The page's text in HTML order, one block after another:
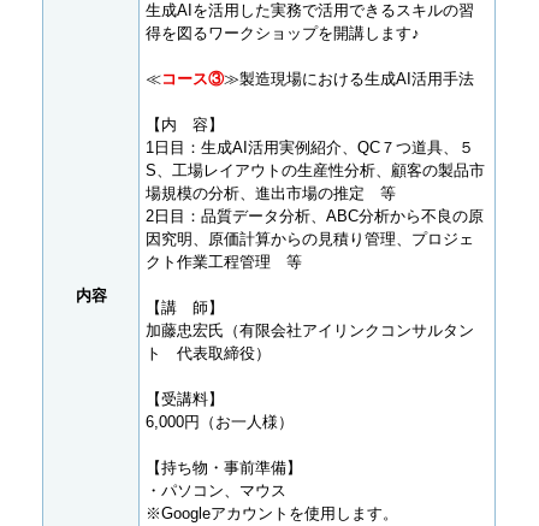
内容
生成AIを活用した実務で活用できるスキルの習
得を図るワークショップを開講します♪
≪コース③≫製造現場における生成AI活用手法
【内 容】
1日目：生成AI活用実例紹介、QC７つ道具、５
S、工場レイアウトの生産性分析、顧客の製品市
場規模の分析、進出市場の推定 等
2日目：品質データ分析、ABC分析から不良の原
因究明、原価計算からの見積り管理、プロジェ
クト作業工程管理 等
【講 師】
加藤忠宏氏（有限会社アイリンクコンサルタン
ト 代表取締役）
【受講料】
6,000円（お一人様）
【持ち物・事前準備】
・パソコン、マウス
※Googleアカウントを使用します。